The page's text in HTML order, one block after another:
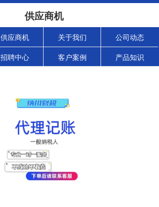
供应商机
供应商机 关于我们 公司动态
招聘中心 客户案例 产品知识